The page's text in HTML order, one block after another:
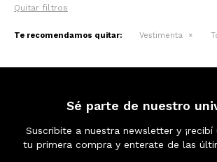
Quitar filtros
Te recomendamos quitar: Vestimenta
Sé parte de nuestro
Suscribite a nuestra newsletter y ¡recibí
tu primera compra y enterate de las